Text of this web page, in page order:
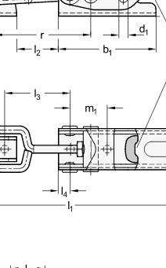
ou utilisez les touches